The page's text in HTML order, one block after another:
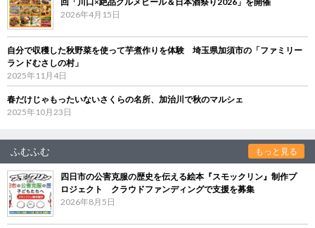
2026年4月15日
自分で収穫した秋野菜を使って芋煮作りを体験 埼玉県加須市の「ファミリー
ランドむさしの村」
2025年11月4日
春だけじゃもったいないさくらの名所、加治川で秋のマルシェ
2025年10月23日
ふむふむ もっと見る
四日市の公害克服の歴史を伝える絵本『スモックリン』制作プ
ロジェクト クラウドファンディングで支援を募集
2026年8月5日